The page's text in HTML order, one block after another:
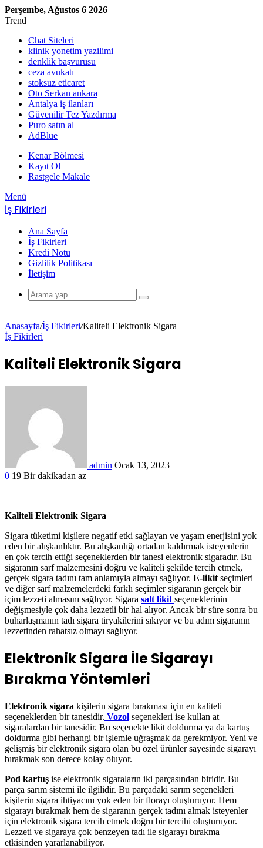
Perşembe, Ağustos 6 2026
Trend
Chat Siteleri
klinik yonetim yazilimi
denklik başvurusu
ceza avukatı
stoksuz eticaret
Oto Serkan ankara
Antalya iş ilanları
Güvenilir Tez Yazdırma
Puro satın al
AdBlue
Kenar Bölmesi
Kayıt Ol
Rastgele Makale
Menü
İş Fikirleri
Ana Sayfa
İş Fikirleri
Kredi Notu
Gizlilik Politikası
İletişim
Anasayfa/İş Fikirleri/Kaliteli Elektronik Sigara
İş Fikirleri
Kaliteli Elektronik Sigara
admin Ocak 13, 2023
0 19 Bir dakikadan az
Kaliteli Elektronik Sigara
Sigara tüketimi kişilere negatif etki sağlayan ve yaşam enerjisini yok
eden bir alışkanlıktır. Bu alışkanlığı ortadan kaldırmak isteyenlerin
en çok tercih ettiği seçeneklerden bir tanesi elektronik sigaradır. Bu
sigaranın sarf malzemesini doğru ve kaliteli şekilde tercih etmek,
gerçek sigara tadını tam anlamıyla almayı sağlıyor. E-likit seçimleri
ve diğer sarf malzemelerdeki farklı seçimler sigaranın gerçek bir
içim lezzeti almasını sağlıyor. Sigara salt likit seçeneklerinin
değişmesiyle çok daha lezzetli bir hal alıyor. Ancak bir süre sonra bu
buharlaşmanın tadı sigara tiryakilerini sıkıyor ve bu adım sigaranın
lezzetinden rahatsız olmayı sağlıyor.
Elektronik Sigara İle Sigarayı
Bırakma Yöntemleri
Elektronik sigara kişilerin sigara bırakması için en kaliteli
seçeneklerden bir tanesidir. Vozol seçenekleri ise kullan at
sigaralardan bir tanesidir. Bu seçenekte likit doldurma ya da kartuş
doldurma gibi herhangi bir işlemle uğraşmak da gerekmiyor. Yeni ve
gelişmiş bir elektronik sigara olan bu özel ürünler sayesinde sigarayı
bırakmak son derece kolay oluyor.
Pod kartuş ise elektronik sigaraların iki parçasından biridir. Bu
parça sarım sistemi ile ilgilidir. Bu parçadaki sarım seçenekleri
kişilerin sigara ihtiyacını yok eden bir florayı oluşturuyor. Hem
sigarayı bırakmak hem de sigaranın gerçek tadını almak isteyenler
için elektronik sigara tercih etmek doğru bir tercihi oluşturuyor.
Lezzeti ve sigaraya çok benzeyen tadı ile sigarayı bırakma
etkisinden yararlanabiliyor.